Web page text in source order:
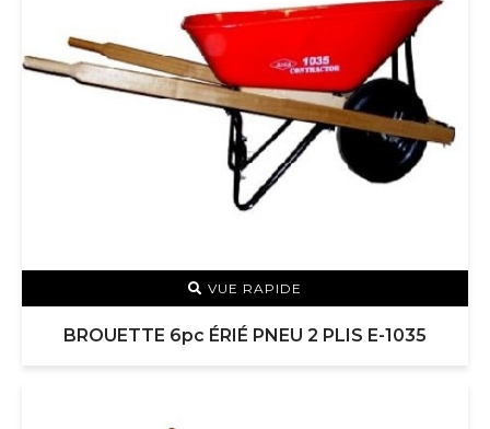
VUE RAPIDE
BROUETTE 6pc ÉRIÉ PNEU 2 PLIS E-1035